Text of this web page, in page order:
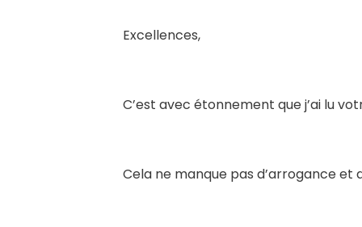
Excellences,
C’est avec étonnement que j’ai lu
Cela ne manque pas d’arrogance